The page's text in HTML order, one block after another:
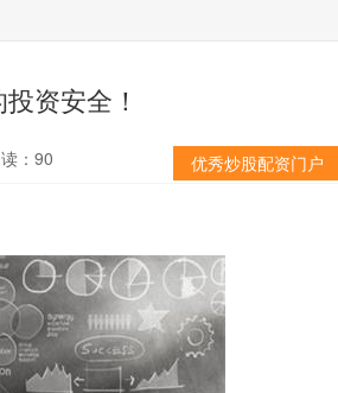
资安全！
优秀炒股配资门户
：90